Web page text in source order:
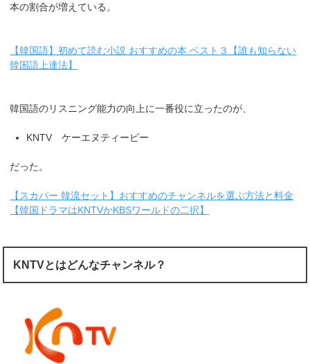
本の割合が増えている。
【韓国語】初めて読む小説 おすすめの本 ベスト３【誰も知らない
韓国語上達法】
韓国語のリスニング能力の向上に一番役に立ったのが、
KNTV ケーエヌティービー
だった。
【スカパー 韓流セット】おすすめのチャンネルを選ぶ方法と料金
【韓国ドラマはKNTVかKBSワールドの二択】
KNTVとはどんなチャンネル？